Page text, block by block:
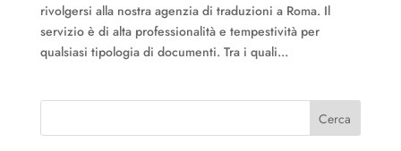
rivolgersi alla nostra agenzia di traduzioni a Roma. Il
servizio è di alta professionalità e tempestività per
qualsiasi tipologia di documenti. Tra i quali...
Cerca